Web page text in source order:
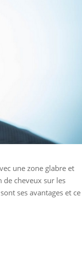
une zone glabre et
de cheveux sur les
ses avantages et ce